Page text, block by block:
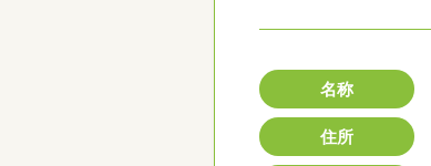
名称
住所